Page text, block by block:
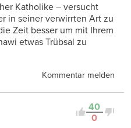
Katholike – versucht
in seiner verwirrten Art zu
Zeit besser um mit Ihrem
etwas Trübsal zu
Kommentar melden
40
0